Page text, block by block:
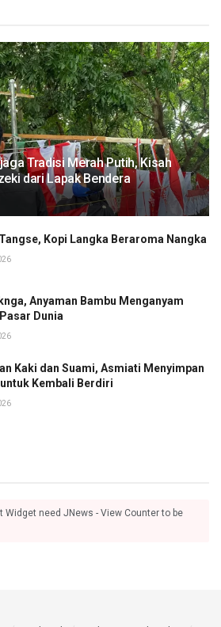
Tradisi Merah Putih, Kisah
dari Lapak Bendera
Kopi Langka Beraroma Nangka
Anyaman Bambu Menganyam
Dunia
Kaki dan Suami, Asmiati Menyimpan
Kembali Berdiri
Widget need JNews - View Counter to be